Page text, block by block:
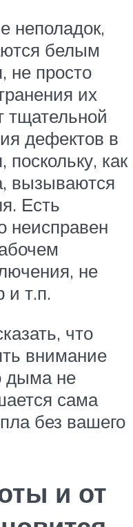
неполадок,
белым
не просто
их
тщательной
дефектов в
как
вызываются
Есть
неисправен
не
и т.п.
что
внимание
дыма не
сама
без вашего
и от